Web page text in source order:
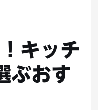
キッチ
ぶおす